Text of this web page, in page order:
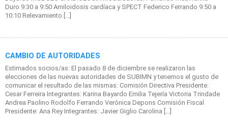
Duro 9:30 a 9:50 Amiloidosis cardíaca y SPECT Federico Ferrando 9:50 a
10:10 Relevamiento […]
CAMBIO DE AUTORIDADES
Estimados socios/as: El pasado 8 de diciembre se realizaron las
elecciones de las nuevas autoridades de SUBIMN y tenemos el gusto de
comunicar el resultado de las mismas: Comisión Directiva Presidente:
Cesar Ferreira Integrantes: Karina Bayardo Emilia Tejería Victoria Trindade
Andrea Paolino Rodolfo Ferrando Verónica Depons Comisión Fiscal
Presidente: Ana Rey Integrantes: Javier Giglio Carolina […]